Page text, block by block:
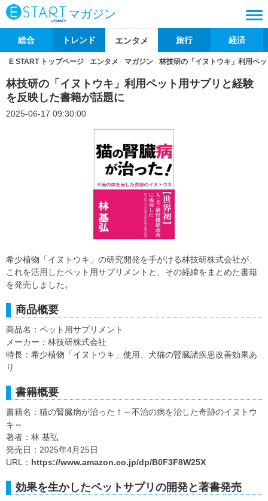
マガジン
総合 トレンド エンタメ 旅行 経済
E START トップページ エンタメ マガジン 林技研の「イヌトウキ」利用ペ
林技研の「イヌトウキ」利用ペット用サプリと経験
を反映した書籍が話題に
2025-06-17 09:30:00
希少植物「イヌトウキ」の研究開発を手がける林技研株式会社が、
これを活用したペット用サプリメントと、その経緯をまとめた書籍
を発売しました。
商品概要
商品名：ペット用サプリメント
メーカー：林技研株式会社
特長：希少植物「イヌトウキ」使用、犬猫の腎臓諸疾患改善効果あ
り
書籍概要
書籍名：猫の腎臓病が治った！～不治の病を治した奇跡のイヌトウ
キ～
著者：林 基弘
発売日：2025年4月25日
URL： https://www.amazon.co.jp/dp/B0F3F8W25X
効果を生かしたペットサプリの開発と著書発売